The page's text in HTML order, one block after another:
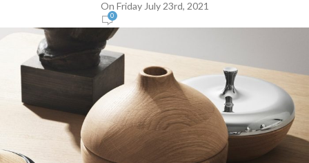
On Friday July 23rd, 2021
0